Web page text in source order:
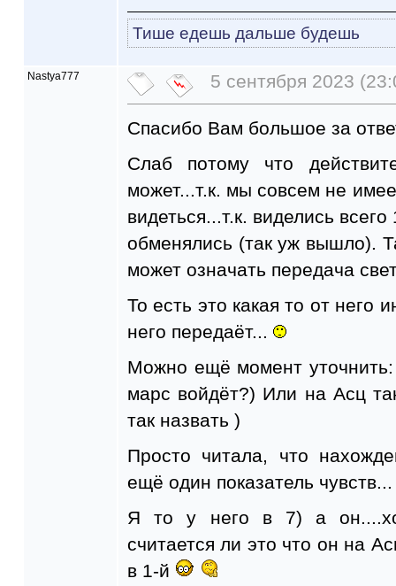
Тише едешь дальше будешь
Nastya777 5 сентября 2023
Спасибо Вам большое за
Слаб потому что
может...т.к. мы совсем не
видеться...т.к. виделись
обменялись (так уж вышло).
может означать передача
То есть это какая то от него
него передаёт...
Можно ещё момент
марс войдёт?) Или на Асц
так назвать )
Просто читала, что
ещё один показатель чувств...
Я то у него в 7) а
считается ли это что он на
в 1-й